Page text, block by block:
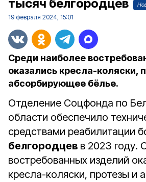
тысяч белгородцев
19 февраля 2024, 15:01
Среди наиболее
оказались кресла-коляски,
абсорбирующее бёлье.
Отделение Соцфонда по
области обеспечило
средствами реабилитации
белгородцев в 2023 году.
востребованных изделий
кресла-коляски, протезы и